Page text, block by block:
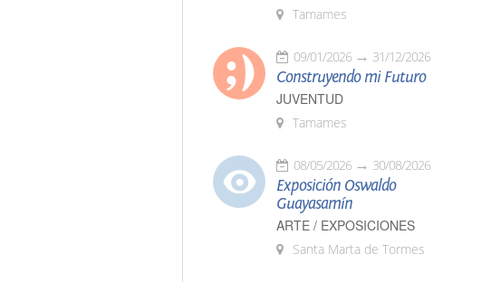
Tamames
09/01/2026 31/12/2026
Construyendo mi Futuro
JUVENTUD
Tamames
08/05/2026 30/08/2026
Exposición Oswaldo
Guayasamín
ARTE / EXPOSICIONES
Santa Marta de Tormes